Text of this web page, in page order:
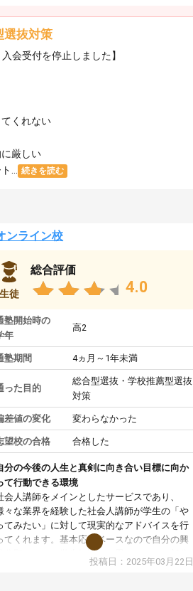
選抜対策
会受付を停止しました】
くれない
厳しい
...
続きを読む
ンライン校
生徒
総合評価
4.0
塾開始時の
年
高2
塾期間 4ヵ月～1年未満
った目的
総合型選抜・学校推薦型選抜
対策
差値の変化 変わらなかった
望校の合格 合格した
分の今後の人生と真剣に向き合い目標に向か
て行動できる環境
会人講師をメインとしたサービスであり、
々な業界を経験した社会人講師が学生の「や
てみたい」に対して現実的なアドバイスを行
てくれます。基本応援ベースなので自分の興
味分野について学生知識では思いつかない部分
まで深ぼる事が出来ます。
投稿日：2025年03月22日